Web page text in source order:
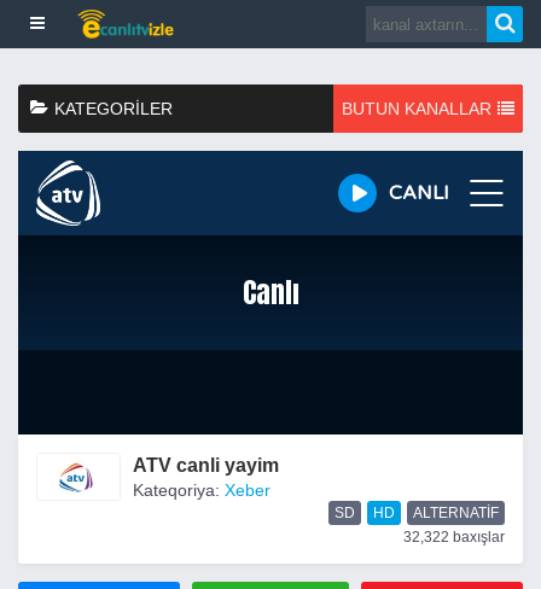
KATEGORILER BUTUN KANALLAR
ATV canli yayim
Kateqoriya: Xeber
SD HD
ALTERNATIF
32,322 baxışlar